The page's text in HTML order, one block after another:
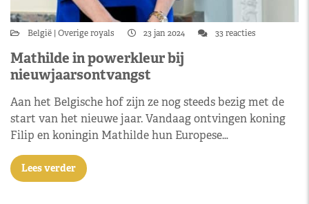
België Overige royals 23 jan 2024 33 reacties
Mathilde in powerkleur bij
nieuwjaarsontvangst
Aan het Belgische hof zijn ze nog steeds bezig met de
start van het nieuwe jaar. Vandaag ontvingen koning
Filip en koningin Mathilde hun Europese…
Lees verder